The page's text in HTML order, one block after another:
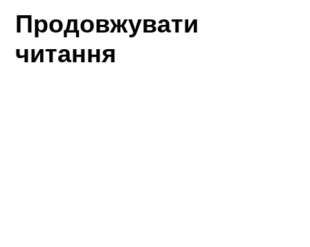
Продовжувати
читання